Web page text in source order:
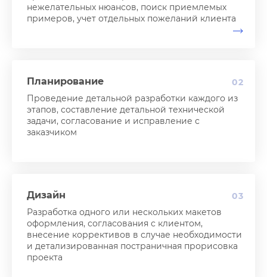
нежелательных нюансов, поиск приемлемых
примеров, учет отдельных пожеланий клиента
02
Планирование
Проведение детальной разработки каждого из
этапов, составление детальной технической
задачи, согласование и исправление с
заказчиком
03
Дизайн
Разработка одного или нескольких макетов
оформления, согласования с клиентом,
внесение коррективов в случае необходимости
и детализированная постраничная прорисовка
проекта